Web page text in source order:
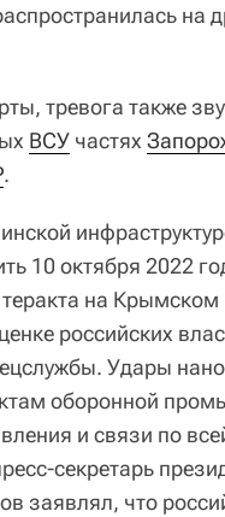
на
тревога также
ВСУ частях
.
10 октября 2022
на Крымском
российских
Удары
оборонной
и связи по
секретарь
заявлял, что